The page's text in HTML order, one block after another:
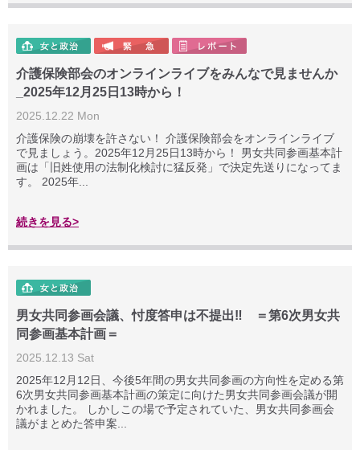
介護保険部会のオンラインライブをみんなで見ませんか
_2025年12月25日13時から！
2025.12.22 Mon
介護保険の崩壊を許さない！ 介護保険部会をオンラインライブ
で見ましょう。2025年12月25日13時から！ 男女共同参画基本計
画は「旧姓使用の法制化検討に猛反発」で決定先送りになってま
す。 2025年...
続きを見る>
男女共同参画会議、忖度答申は不提出‼️ ＝第6次男女共
同参画基本計画＝
2025.12.13 Sat
2025年12月12日、今後5年間の男女共同参画の方向性を定める第
6次男女共同参画基本計画の策定に向けた男女共同参画会議が開
かれました。 しかしこの場で予定されていた、男女共同参画会
議がまとめた答申案...